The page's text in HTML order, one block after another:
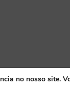
por
no nosso site.